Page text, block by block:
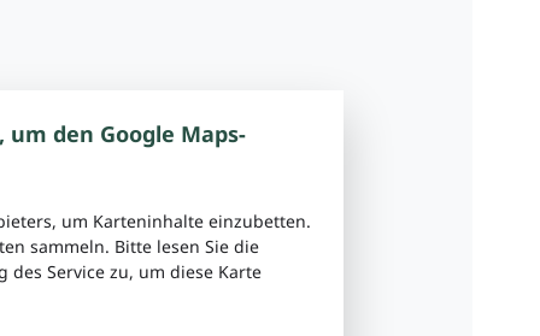
den Google Maps-
um Karteninhalte einzubetten.
sammeln. Bitte lesen Sie die
Service zu, um diese Karte